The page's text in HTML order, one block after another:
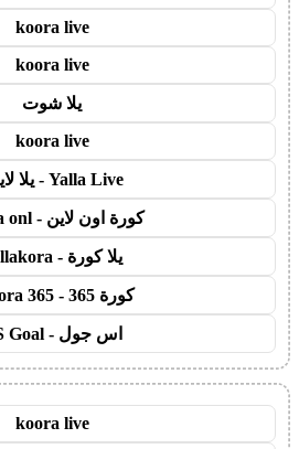
koora live
koora live
يلا شوت
koora live
Yalla Live - يلا لايف
كورة اون لاين - koora onl
يلا كورة - yallakora
كورة 365 - kooora 365
اس جول - AS Goal
koora live